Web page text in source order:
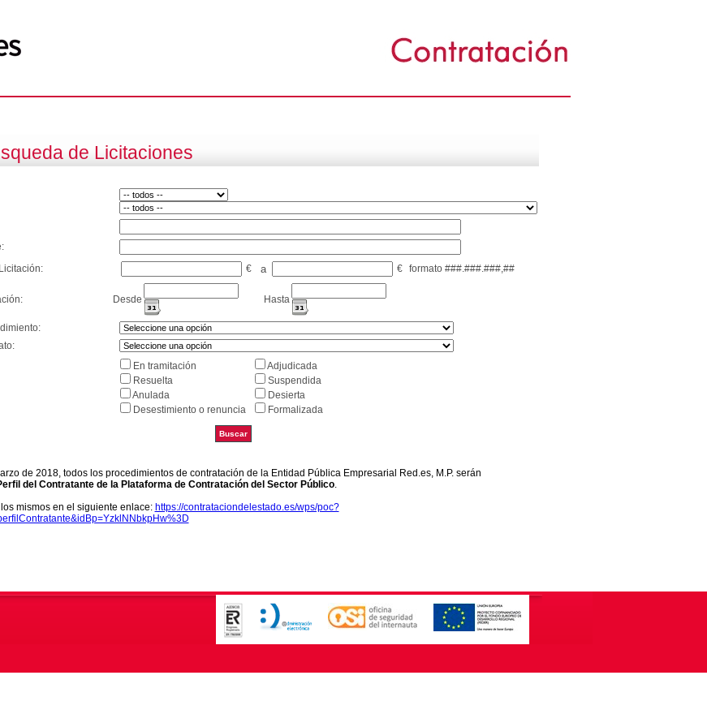
de Licitaciones
€ a € formato ###.###.###,##
Desde Hasta
En tramitación
Adjudicada
Resuelta
Suspendida
Anulada
Desierta
Desestimiento o renuncia
Formalizada
de 2018, todos los procedimientos de contratación de la Entidad Pública Empresarial Red.es, M.P. serán
del Contratante de la Plataforma de Contratación del Sector Público.
mismos en el siguiente enlace: https://contrataciondelestado.es/wps/poc?